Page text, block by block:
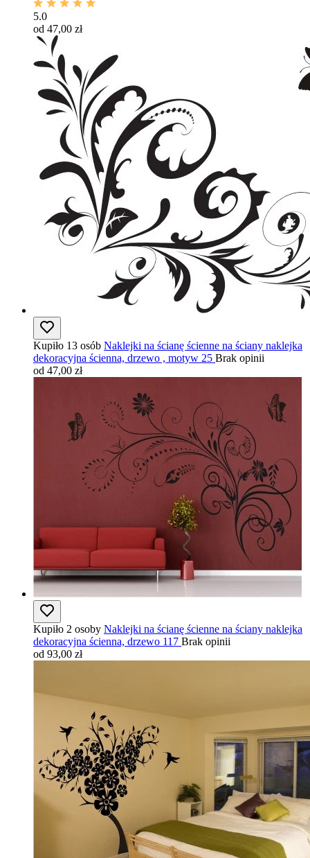
5.0
od 47,00 zł
Kupiło 13 osób Naklejki na ścianę ścienne na ściany naklejka
dekoracyjna ścienna, drzewo , motyw 25 Brak opinii
od 47,00 zł
Kupiło 2 osoby Naklejki na ścianę ścienne na ściany naklejka
dekoracyjna ścienna, drzewo 117 Brak opinii
od 93,00 zł